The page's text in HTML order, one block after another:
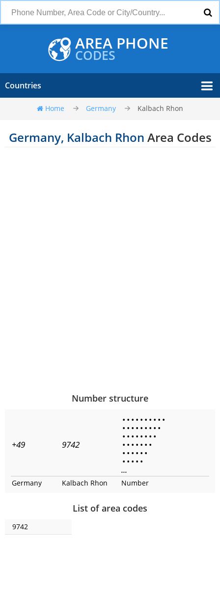
AREA PHONE
CODES
Countries
Home Germany Kalbach Rhon
Germany, Kalbach Rhon Area Codes
Number structure
+49 9742
• • • • • • • • • •
• • • • • • • • •
• • • • • • • •
• • • • • • •
• • • • • •
• • • • •
...
Germany Kalbach Rhon Number
List of area codes
9742